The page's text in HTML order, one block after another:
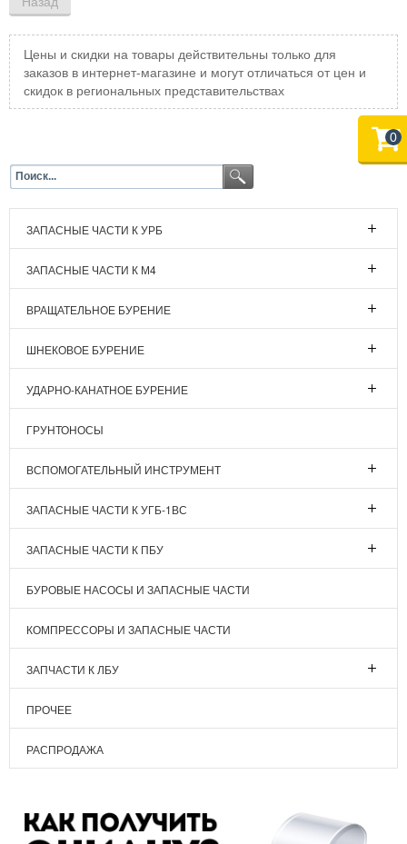
Цены и скидки на товары действительны только для
заказов в интернет-магазине и могут отличаться от цен и
скидок в региональных представительствах
ЗАПАСНЫЕ ЧАСТИ К УРБ
ЗАПАСНЫЕ ЧАСТИ К М4
ВРАЩАТЕЛЬНОЕ БУРЕНИЕ
ШНЕКОВОЕ БУРЕНИЕ
УДАРНО-КАНАТНОЕ БУРЕНИЕ
ГРУНТОНОСЫ
ВСПОМОГАТЕЛЬНЫЙ ИНСТРУМЕНТ
ЗАПАСНЫЕ ЧАСТИ К УГБ-1ВС
ЗАПАСНЫЕ ЧАСТИ К ПБУ
БУРОВЫЕ НАСОСЫ И ЗАПАСНЫЕ ЧАСТИ
КОМПРЕССОРЫ И ЗАПАСНЫЕ ЧАСТИ
ЗАПЧАСТИ К ЛБУ
ПРОЧЕЕ
РАСПРОДАЖА
0